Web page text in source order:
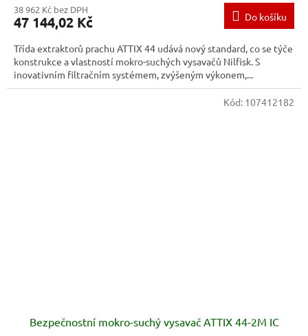
38 962 Kč bez DPH
47 144,02 Kč Do košíku
Třída extraktorů prachu ATTIX 44 udává nový standard, co se týče
konstrukce a vlastností mokro-suchých vysavačů Nilfisk. S
inovativním filtračním systémem, zvýšeným výkonem,...
Bezpečnostní mokro-suchý vysavač ATTIX 44-2M IC
Kód: 107412182